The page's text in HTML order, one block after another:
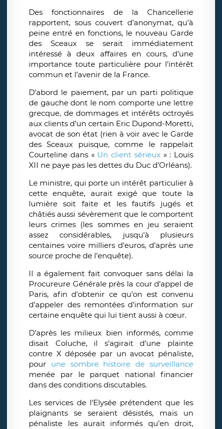
Des fonctionnaires de la Chancellerie
rapportent, sous couvert d’anonymat, qu’à
peine entré en fonctions, le nouveau Garde
des Sceaux se serait immédiatement
intéressé à deux affaires en cours, d’une
importance toute particulière pour l’intérêt
commun et l’avenir de la France.
D’abord le paiement, par un parti politique
de gauche dont le nom comporte une lettre
grecque, de dommages et intérêts octroyés
aux clients d’un certain Eric Dupond-Moretti,
avocat de son état (rien à voir avec le Garde
des Sceaux puisque, comme le rappelait
Courteline dans « Un client sérieux » : Louis
XII ne paye pas les dettes du Duc d’Orléans).
Le ministre, qui porte un intérêt particulier à
cette enquête, aurait exigé que toute la
lumière soit faite et les fautifs jugés et
châtiés aussi sévèrement que le comportent
leurs crimes (les sommes en jeu seraient
assez considérables, jusqu’à plusieurs
centaines voire milliers d’euros, d’après une
source proche de l’enquête).
Il a également fait convoquer sans délai la
Procureure Générale près la cour d’appel de
Paris, afin d’obtenir ce qu’on est convenu
d’appeler des remontées d’information sur
certaine enquête qui lui tient aussi à cœur.
D’après les milieux bien informés, comme
disait Coluche, il s’agirait d’une plainte
contre X déposée par un avocat pénaliste,
pour une sombre histoire de surveillance
menée par le parquet national financier
dans des conditions discutables.
Les services de l’Elysée prétendent que les
plaignants se seraient désistés, mais un
pénaliste les aurait informés qu’en droit,